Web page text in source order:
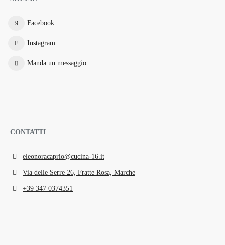
Facebook
Instagram
Manda un messaggio
CONTATTI
eleonoracaprio@cucina-16.it
Via delle Serre 26, Fratte Rosa, Marche
+39 347 0374351